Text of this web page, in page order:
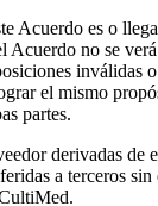
Acuerdo es o
Acuerdo no se
inválidas
el mismo
partes.
derivadas de
a terceros